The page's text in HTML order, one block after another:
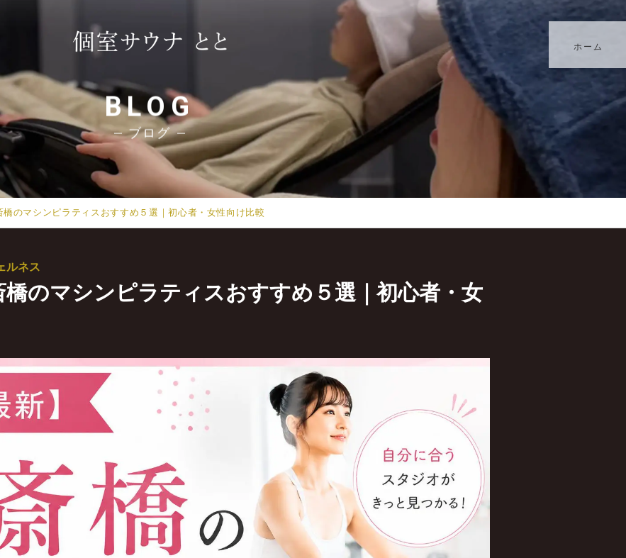
ホーム
BLOG
ブログ
橋のマシンピラティスおすすめ５選｜初心者・女性向け比較
ルネス
橋のマシンピラティスおすすめ５選｜初心者・女